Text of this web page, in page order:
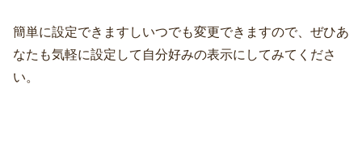
簡単に設定できますしいつでも変更できますので、ぜひあ
なたも気軽に設定して自分好みの表示にしてみてくださ
い。